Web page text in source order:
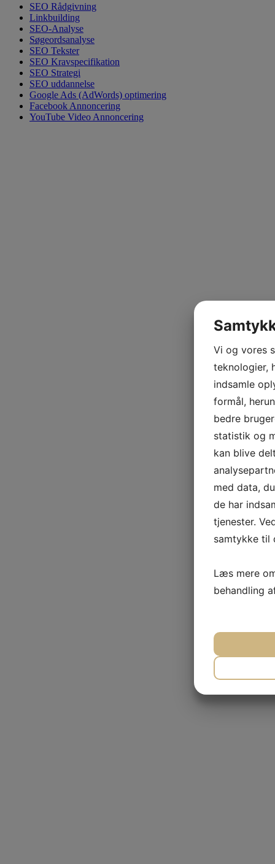
SEO Rådgivning
Linkbuilding
SEO-Analyse
Søgeordsanalyse
SEO Tekster
SEO Kravspecifikation
SEO Strategi
SEO uddannelse
Google Ads (AdWords) optimering
Facebook Annoncering
YouTube Video Annoncering
Vi og vores
teknologier,
indsamle
formål,
bedre
statistik og
kan blive
med data,
de har
tjenester.
samtykke til
Læs mere
behandling